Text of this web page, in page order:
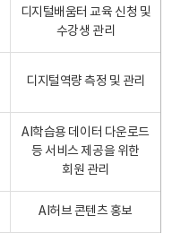
디지털배움터 교육 신청 및
수강생 관리
디지털역량 측정 및 관리
AI학습용 데이터 다운로드
등 서비스 제공을 위한
회원 관리
AI허브 콘텐츠 홍보